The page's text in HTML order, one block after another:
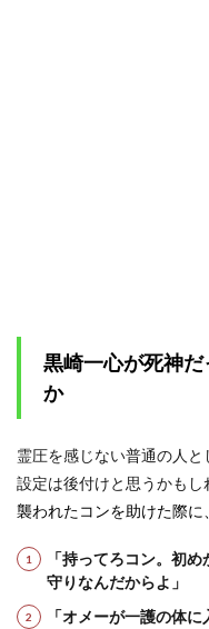
黒崎一心が死神
か
霊圧を感じない普通の人
設定は後付けと思うかもし
襲われたコンを助けた際に、
「持ってろコン。初
守りなんだからよ」
「オメーが一護の体